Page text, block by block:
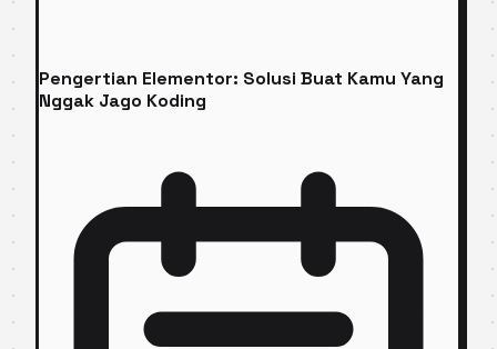
Pengertian Elementor: Solusi Buat Kamu Yang
Nggak Jago Koding